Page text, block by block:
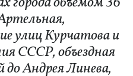
улиц Курчатова и
СССР, объездная
Андрея Линева,